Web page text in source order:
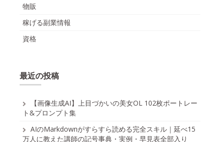
物販
稼げる副業情報
資格
最近の投稿
【画像生成AI】上目づかいの美女OL 102枚ポートレー
ト&プロンプト集
AIのMarkdownがすらすら読める完全スキル｜延べ15
万人に教えた講師の記号事典・実例・早見表全部入り